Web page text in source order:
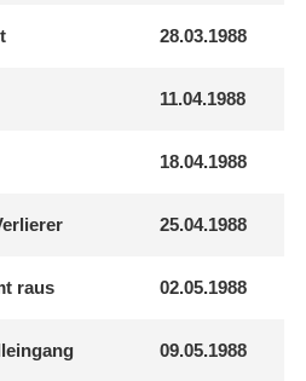
28.03.1988
11.04.1988
18.04.1988
25.04.1988
raus 02.05.1988
09.05.1988